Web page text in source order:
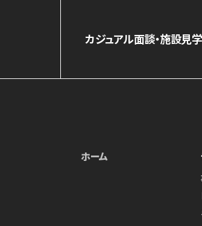
カジュアル面談・施設見
ホーム